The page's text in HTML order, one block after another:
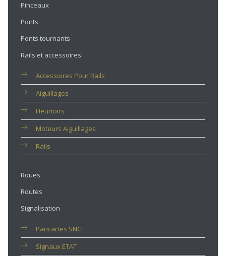
Pinceaux
Ponts
Ponts tournants
Rails et accessoires
Accessoires Pour Rails
Aiguillages
Heurtoirs
Moteurs Aiguillages
Rails
Roues
Routes
Signalisation
Pancartes SNCF
Signaux ETAT